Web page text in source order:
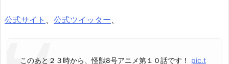
公式サイト 、 公式ツイッター、
このあと２３時から、怪獣8号アニメ第１０話です！ pic.t